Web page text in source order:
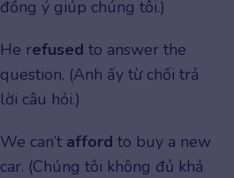
đồng ý giúp chúng tôi.)
He refused to answer the
question. (Anh ấy từ chối trả
lời câu hỏi.)
We can’t afford to buy a new
car. (Chúng tôi không đủ khả